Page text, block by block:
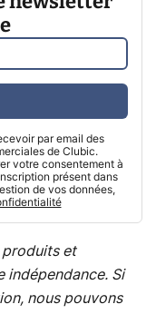
par email des
de Clubic.
votre consentement à
présent dans
de vos données,
et
indépendance. Si
nous pouvons